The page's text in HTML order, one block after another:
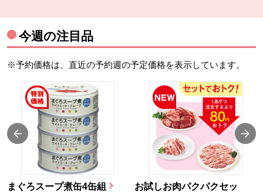
今週の注目品
※予約価格は、直近の予約週の予定価格を表示しています。
まぐろスープ煮缶4缶組
お試しお肉パクパクセッ